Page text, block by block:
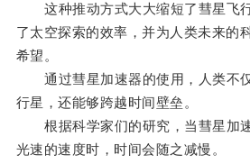
这种推动方式大大缩短了彗星飞
了太空探索的效率，并为人类未来的
希望。
通过彗星加速器的使用，人类不
行星，还能够跨越时间壁垒。
根据科学家们的研究，当彗星加
光速的速度时，时间会随之减慢。